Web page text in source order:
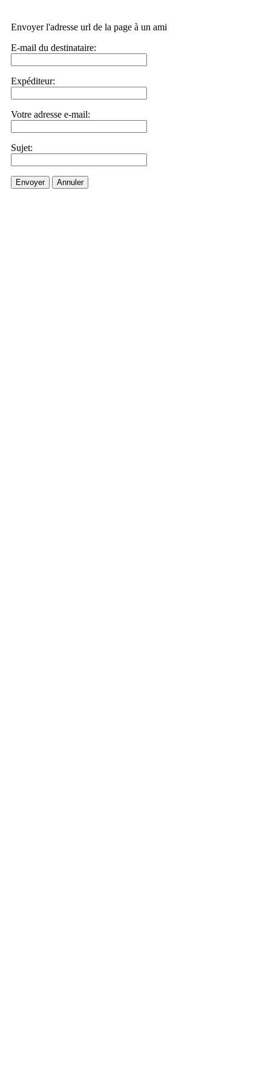
Envoyer l'adresse url de la page à un ami
E-mail du destinataire:
Expéditeur:
Votre adresse e-mail:
Sujet:
Envoyer Annuler